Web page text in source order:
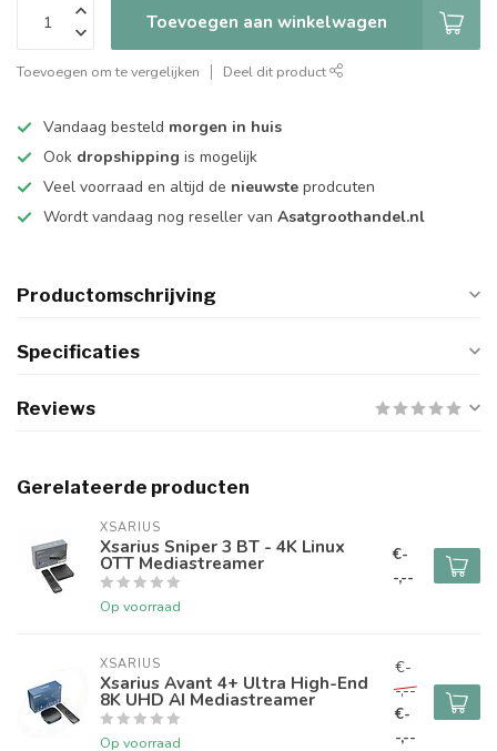
Toevoegen aan winkelwagen
Toevoegen om te vergelijken Deel dit product
Vandaag besteld morgen in huis
Ook dropshipping is mogelijk
Veel voorraad en altijd de nieuwste prodcuten
Wordt vandaag nog reseller van Asatgroothandel.nl
Productomschrijving
Specificaties
Reviews
Gerelateerde producten
XSARIUS
Xsarius Sniper 3 BT - 4K Linux
OTT Mediastreamer
Op voorraad
€-
-,--
XSARIUS
Xsarius Avant 4+ Ultra High-End
8K UHD AI Mediastreamer
Op voorraad
€-
-,--
€-
-,--